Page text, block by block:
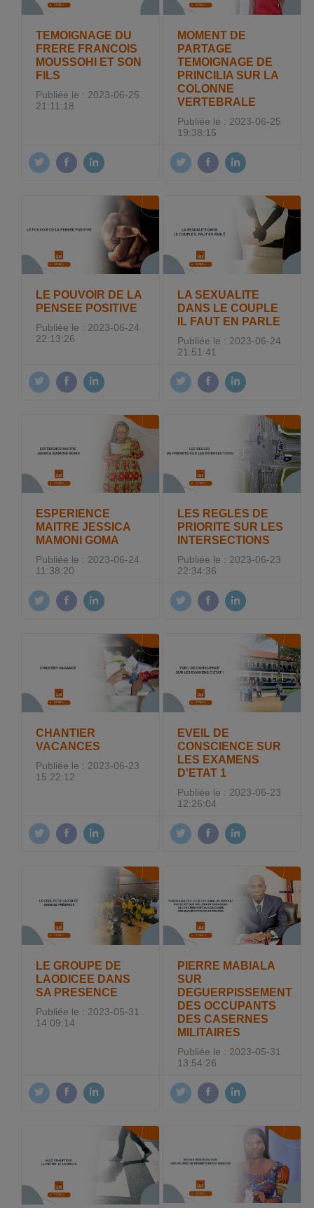
TEMOIGNAGE DU
FRERE FRANCOIS
MOUSSOHI ET SON
FILS
Publiée le : 2023-06-25
21:11:18
MOMENT DE
PARTAGE
TEMOIGNAGE DE
PRINCILIA SUR LA
COLONNE
VERTEBRALE
Publiée le : 2023-06-25
19:38:15
LE POUVOIR DE LA
PENSEE POSITIVE
Publiée le : 2023-06-24
22:13:26
LA SEXUALITE
DANS LE COUPLE
IL FAUT EN PARLE
Publiée le : 2023-06-24
21:51:41
ESPERIENCE
MAITRE JESSICA
MAMONI GOMA
Publiée le : 2023-06-24
11:38:20
LES REGLES DE
PRIORITE SUR LES
INTERSECTIONS
Publiée le : 2023-06-23
22:34:36
CHANTIER
VACANCES
Publiée le : 2023-06-23
15:22:12
EVEIL DE
CONSCIENCE SUR
LES EXAMENS
D'ETAT 1
Publiée le : 2023-06-23
12:26:04
LE GROUPE DE
LAODICEE DANS
SA PRESENCE
Publiée le : 2023-05-31
14:09:14
PIERRE MABIALA
SUR
DEGUERPISSEMENT
DES OCCUPANTS
DES CASERNES
MILITAIRES
Publiée le : 2023-05-31
13:54:26